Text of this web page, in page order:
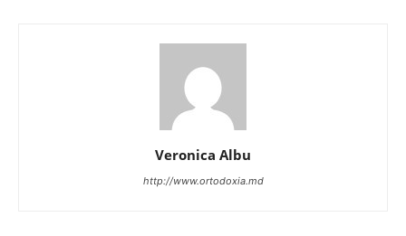
Veronica Albu
http://www.ortodoxia.md